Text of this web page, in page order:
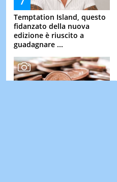
Temptation Island, questo
fidanzato della nuova
edizione è riuscito a
guadagnare ...